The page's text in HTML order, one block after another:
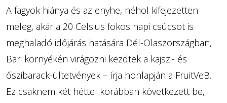
A fagyok hiánya és az enyhe, néhol kifejezetten
meleg, akár a 20 Celsius fokos napi csúcsot is
meghaladó időjárás hatására Dél-Olaszországban,
Bari környékén virágozni kezdtek a kajszi- és
őszibarack-ültetvények – írja honlapján a FruitVeB.
Ez csaknem két héttel korábban következett be,